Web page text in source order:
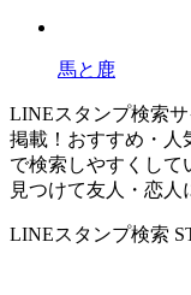
馬と鹿
LINEスタンプ検索
掲載！おすすめ・人
で検索しやすくして
見つけて友人・恋
LINEスタンプ検索